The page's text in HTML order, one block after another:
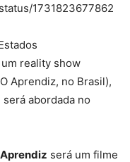
1731823677862
reality show
Aprendiz, no Brasil),
abordada no
será um filme